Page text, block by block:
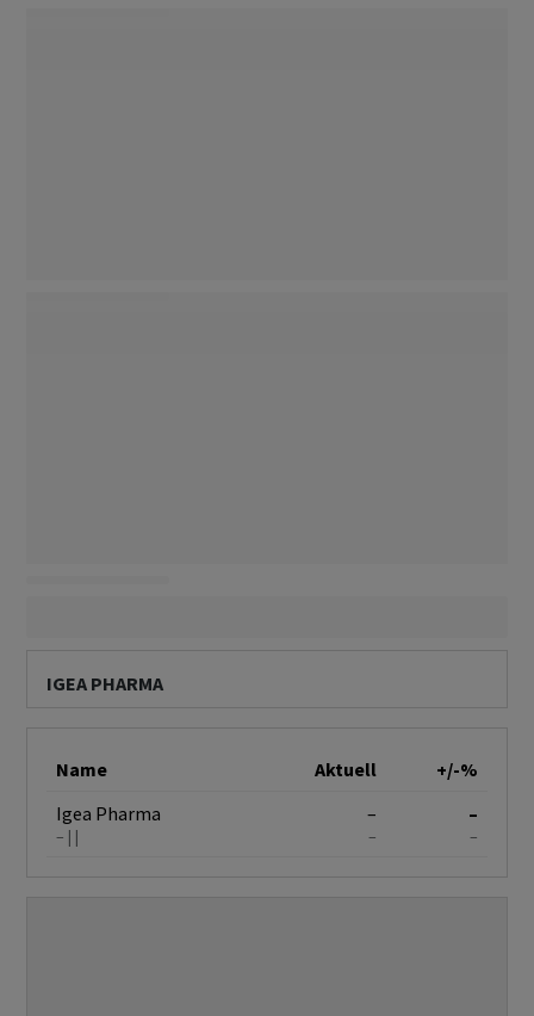
IGEA PHARMA
Name Aktuell
+/-%
Igea Pharma
–
–
–
–
–